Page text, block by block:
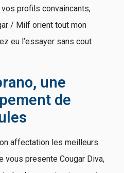
profils convaincants,
/ Milf orient tout mon
eu l’essayer sans cout
une
de
affectation les meilleurs
vous presente Cougar Diva,